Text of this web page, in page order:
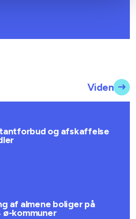
Viden
og afskaffelse
af almene boliger på
ø-kommuner